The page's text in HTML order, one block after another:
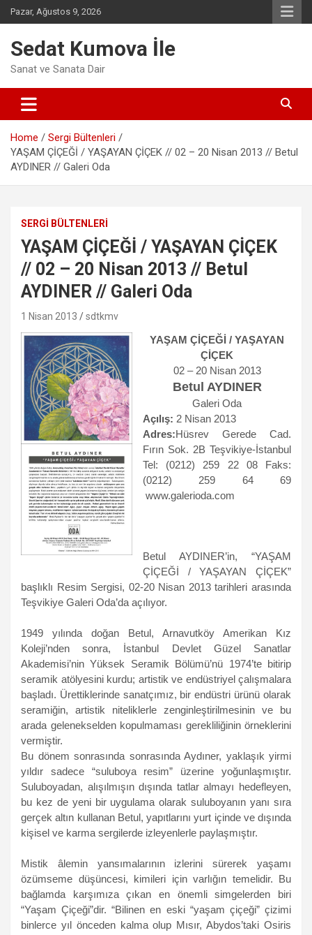
Skip
to
Pazar, Ağustos 9, 2026
Sedat Kumova İle
Sanat ve Sanata Dair
Home
Sergi Bültenleri
YAŞAM ÇİÇEĞİ / YAŞAYAN ÇİÇEK // 02 – 20 Nisan 2013 // Betul
AYDINER // Galeri Oda
SERGI BÜLTENLERI
YAŞAM ÇİÇEĞİ / YAŞAYAN ÇİÇEK
// 02 – 20 Nisan 2013 // Betul
AYDINER // Galeri Oda
1 Nisan 2013 sdtkmv
YAŞAM ÇİÇEĞİ / YAŞAYAN
ÇİÇEK
02 – 20 Nisan 2013
Betul AYDINER
Galeri Oda
Açılış: 2 Nisan 2013
Adres:Hüsrev Gerede Cad.
Fırın Sok. 2B Teşvikiye-İstanbul
Tel: (0212) 259 22 08 Faks:
(0212) 259 64 69
www.galerioda.com
Betul AYDINER’in, “YAŞAM
ÇİÇEĞİ / YAŞAYAN ÇİÇEK”
başlıklı Resim Sergisi, 02-20 Nisan 2013 tarihleri arasında
Teşvikiye Galeri Oda’da açılıyor.
1949 yılında doğan Betul, Arnavutköy Amerikan Kız
Koleji’nden sonra, İstanbul Devlet Güzel Sanatlar
Akademisi’nin Yüksek Seramik Bölümü’nü 1974’te bitirip
seramik atölyesini kurdu; artistik ve endüstriyel çalışmalara
başladı. Ürettiklerinde sanatçımız, bir endüstri ürünü olarak
seramiğin, artistik niteliklerle zenginleştirilmesinin ve bu
arada gelenekselden kopulmaması gerekliliğinin örneklerini
vermiştir.
Bu dönem sonrasında sonrasında Aydıner, yaklaşık yirmi
yıldır sadece “suluboya resim” üzerine yoğunlaşmıştır.
Suluboyadan, alışılmışın dışında tatlar almayı hedefleyen,
bu kez de yeni bir uygulama olarak suluboyanın yanı sıra
gerçek altın kullanan Betul, yapıtlarını yurt içinde ve dışında
kişisel ve karma sergilerde izleyenlerle paylaşmıştır.
Mistik âlemin yansımalarının izlerini sürerek yaşamı
özümseme düşüncesi, kimileri için varlığın temelidir. Bu
bağlamda karşımıza çıkan en önemli simgelerden biri
“Yaşam Çiçeği”dir. “Bilinen en eski “yaşam çiçeği” çizimi
binlerce yıl önceden kalma olup Mısır, Abydos’taki Osiris